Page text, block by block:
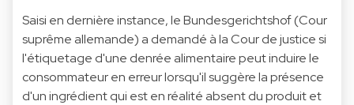
Saisi en dernière instance, le Bundesgerichtshof (Cour
suprême allemande) a demandé à la Cour de justice si
l'étiquetage d'une denrée alimentaire peut induire le
consommateur en erreur lorsqu'il suggère la présence
d'un ingrédient qui est en réalité absent du produit et